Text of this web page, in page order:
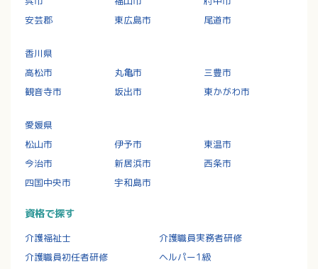
安芸郡
東広島市 尾道市
香川県
高松市
丸亀市
三豊市
観音寺市
坂出市 東かがわ市
愛媛県
松山市
伊予市
東温市
今治市
新居浜市
西条市
四国中央市
宇和島市
資格で探す
介護福祉士
介護職員実務者研修
介護職員初任者研修
ヘルパー1級